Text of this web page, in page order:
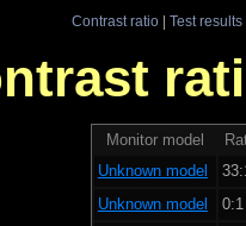
Contrast ratio| Test results
Monitor model
Unknown model
Unknown model